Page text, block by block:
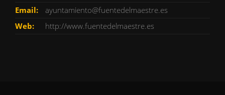
Email:
ayuntamiento@fuentedelmaestre.es
Web:
http://www.fuentedelmaestre.es